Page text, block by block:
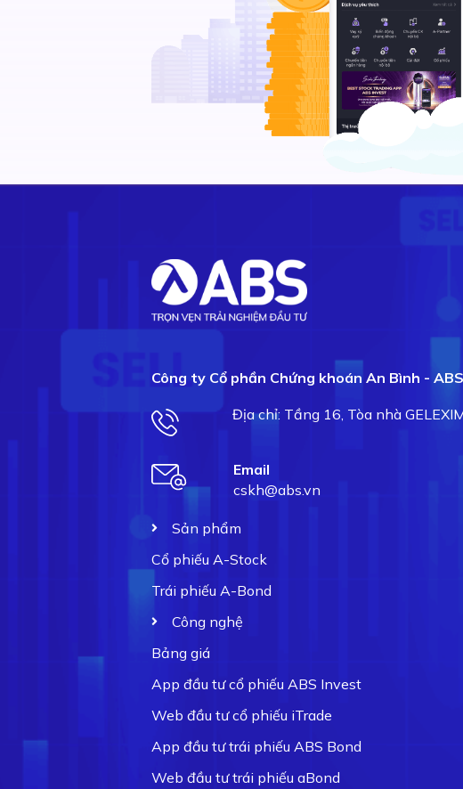
Công ty Cổ phần Chứng khoán An Bình - ABS
Địa chỉ: Tầng 16, Tòa nhà
Email
cskh@abs.vn
Sản phẩm
Cổ phiếu A-Stock
Trái phiếu A-Bond
Công nghệ
Bảng giá
App đầu tư cổ phiếu ABS Invest
Web đầu tư cổ phiếu iTrade
App đầu tư trái phiếu ABS Bond
Web đầu tư trái phiếu aBond